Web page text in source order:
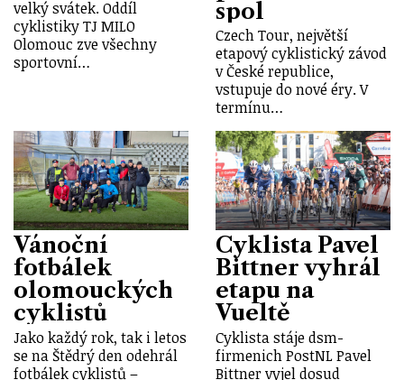
velký svátek. Oddíl
cyklistiky TJ MILO
Olomouc zve všechny
sportovní…
spol
Czech Tour, největší
etapový cyklistický závod
v České republice,
vstupuje do nové éry. V
termínu…
Vánoční
fotbálek
olomouckých
cyklistů
Jako každý rok, tak i letos
se na Štědrý den odehrál
fotbálek cyklistů –
Cyklista Pavel
Bittner vyhrál
etapu na
Vueltě
Cyklista stáje dsm-
firmenich PostNL Pavel
Bittner vyjel dosud